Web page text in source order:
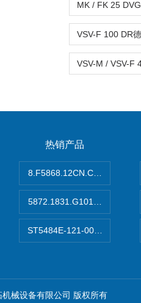
热销产品
8.F5868.12CN.C122德国
5872.1831.G101德国库伯勒
ST5484E-121-0032-00美国
械设备有限公司 版权所有